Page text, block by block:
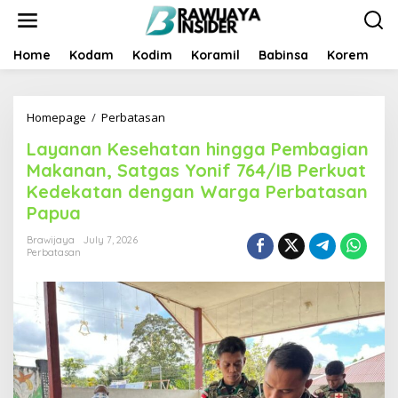
t
Home Kodam Kodim Koramil Babinsa Korem
Homepage / Perbatasan
y
a
n
a
h
a
t
a
n
h
i
Layanan Kesehatan hingga Pembagian
Makanan, Satgas Yonif 764/IB Perkuat
Kedekatan dengan Warga Perbatasan
Papua
Brawijaya
July 7, 2026
Perbatasan